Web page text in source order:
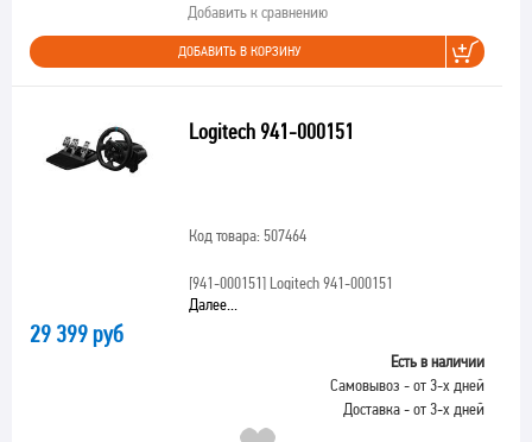
Добавить к сравнению
ДОБАВИТЬ В КОРЗИНУ
Logitech 941-000151
Код товара: 507464
[941-000151]Logitech 941-000151
Далее...
29 399 руб
Есть в наличии
Самовывоз - от 3-х дней
Доставка - от 3-х дней